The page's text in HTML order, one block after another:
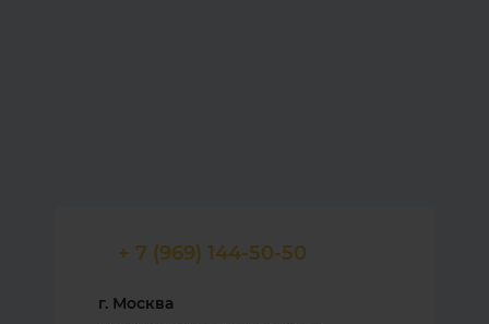
+ 7 (969) 144-50-50
г. Москва